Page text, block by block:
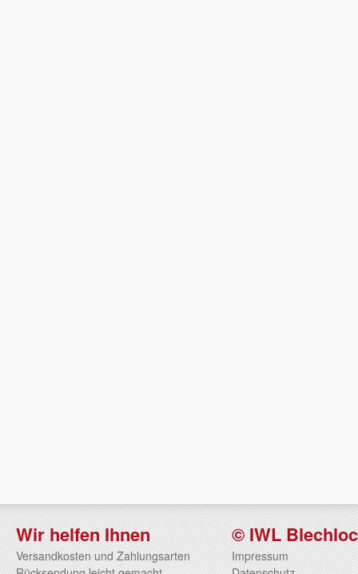
Wir helfen Ihnen
Versandkosten und Zahlungsarten
© IWL
Impressum